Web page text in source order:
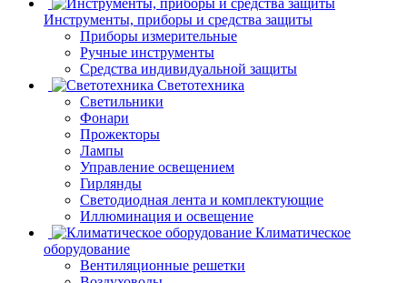
Инструменты, приборы и средства защиты
Приборы измерительные
Ручные инструменты
Средства индивидуальной защиты
Светотехника
Светильники
Фонари
Прожекторы
Лампы
Управление освещением
Гирлянды
Светодиодная лента и комплектующие
Иллюминация и освещение
Климатическое
оборудование
Вентиляционные решетки